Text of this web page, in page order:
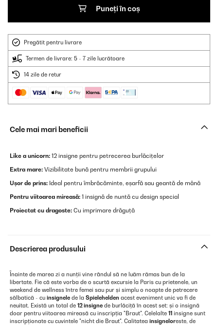
Puneți în coș
Pregătit pentru livrare
Termen de livrare: 5 - 7 zile lucrătoare
14 zile de retur
Cele mai mari beneficii
Like a unicorn: 12 insigne pentru petrecerea burlăcițelor
Extra mare: Vizibilitate bună pentru membrii grupului
Ușor de prins: Ideal pentru îmbrăcăminte, eșarfă sau geantă de mână
Pentru viitoarea mireasă: 1 insignă de nuntă cu design special
Proiectat cu dragoste: Cu imprimare drăguță
Descrierea produsului
Înainte de marea zi a nunții vine rândul să ne luăm rămas bun de la
libertate. Fie că este vorba de o scurtă excursie la Paris cu prietenele, un
weekend de wellness între femei sau pur și simplu o noapte de petrecere
sălbatică - cu insignele de la Spielehelden acest eveniment unic va fi de
neuitat. Există un total de 12 insigne de burlăciță în acest set: și o insignă
doar pentru viitoarea mireasă cu inscripția "Braut". Celelalte 11 insigne sunt
inscripționate cu cuvintele "nicht die Braut". Calitatea insigneloreste, de